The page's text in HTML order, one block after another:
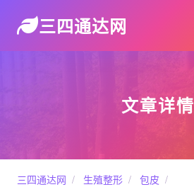
三四通达网
文章详情
三四通达网 / 生殖整形 / 包皮 /